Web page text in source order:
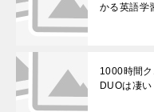
かる英語学
1000時間
DUOは凄い